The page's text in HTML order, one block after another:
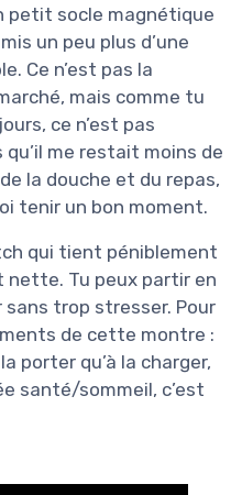
petit socle magnétique
un peu plus d’une
Ce n’est pas la
mais comme tu
ce n’est pas
me restait moins de
la douche et du repas,
tenir un bon moment.
qui tient péniblement
nette. Tu peux partir en
trop stresser. Pour
de cette montre :
porter qu’à la charger,
santé/sommeil, c’est